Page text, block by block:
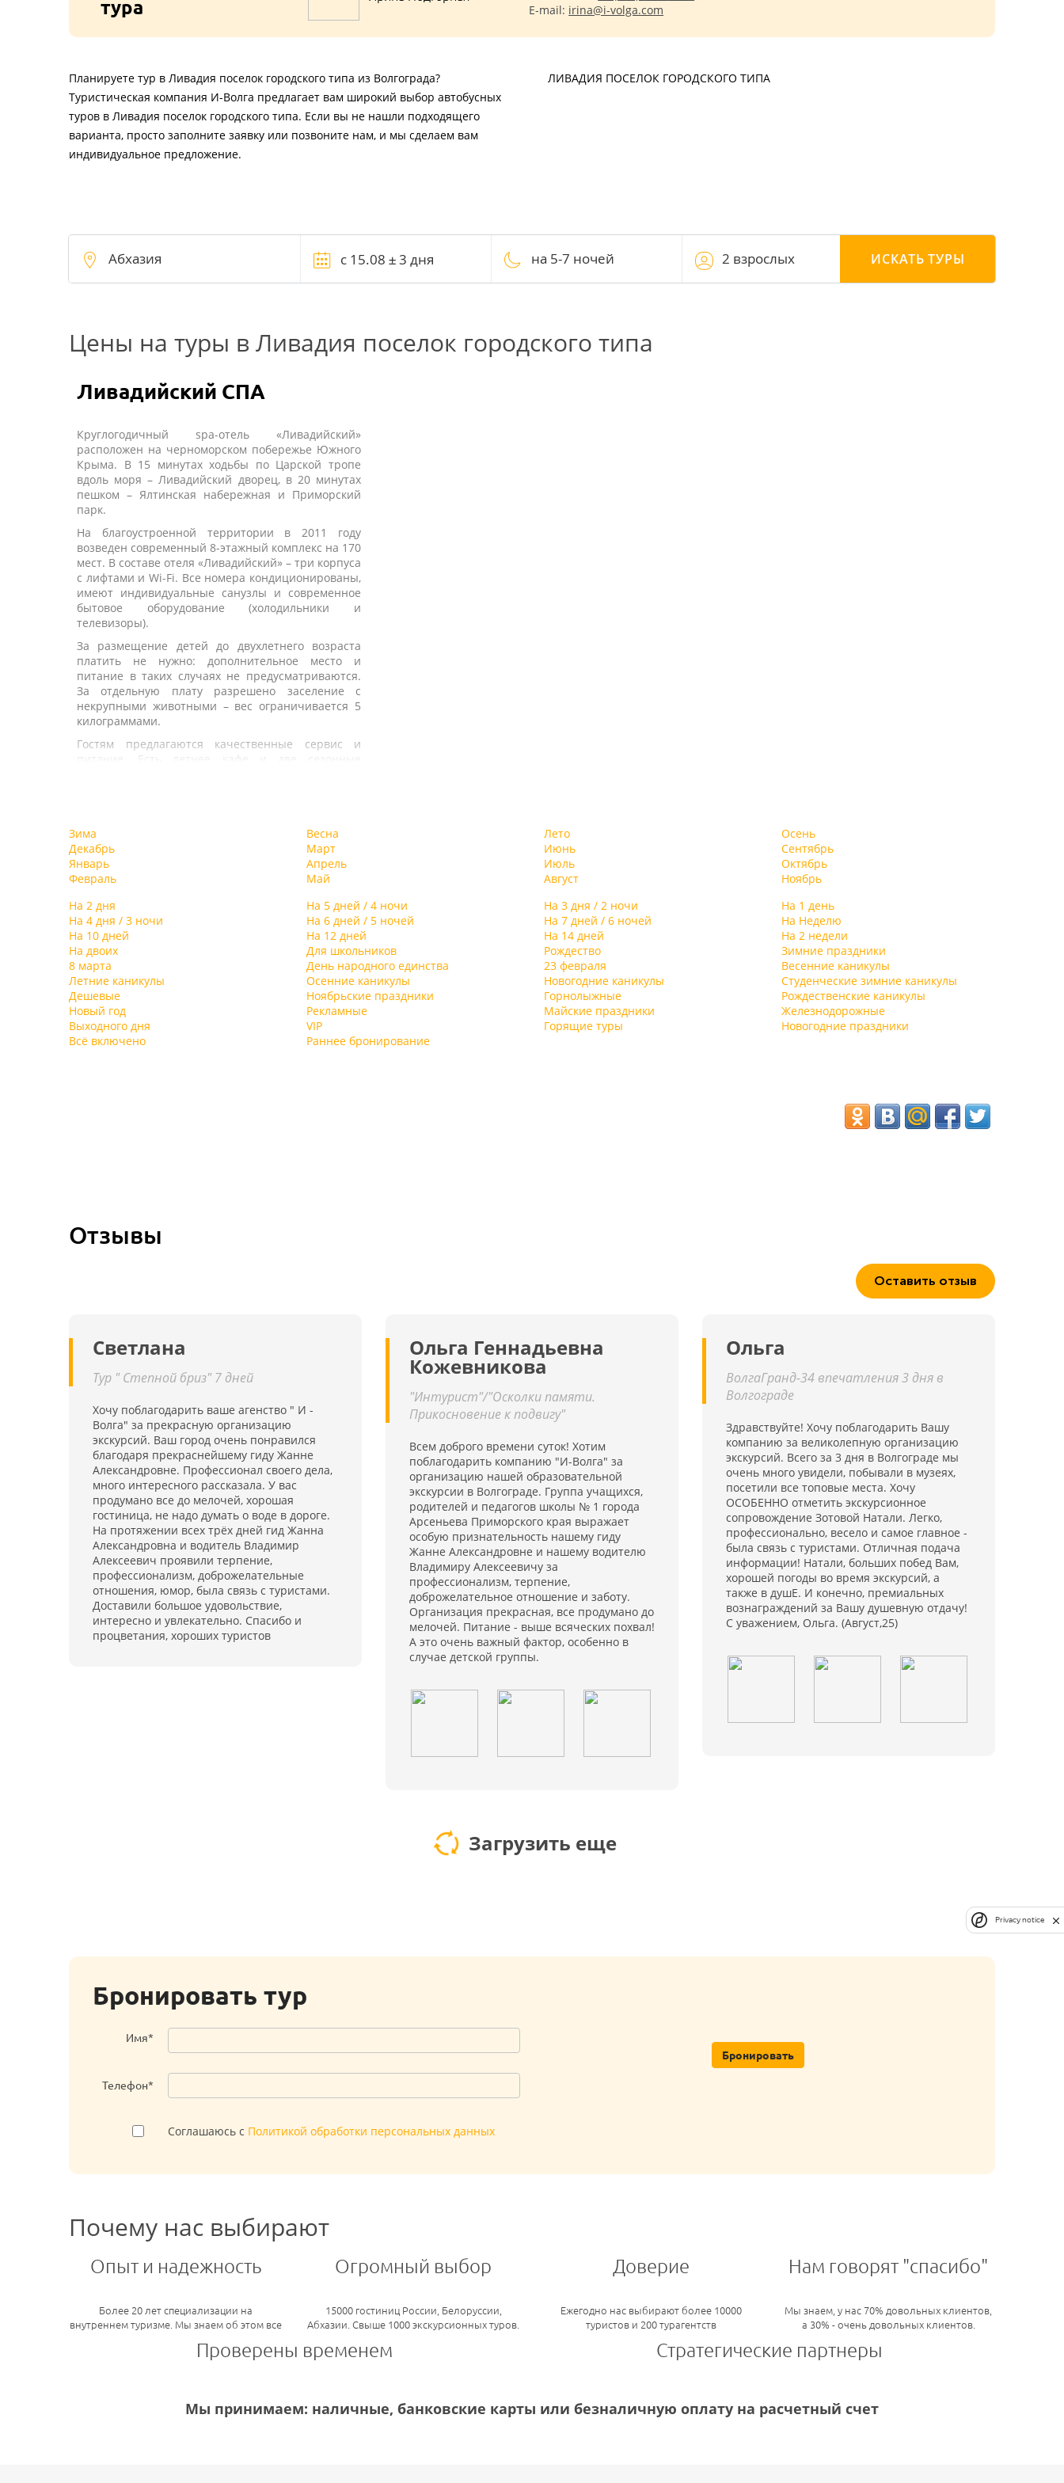
тура
E-mail: irina@i-volga.com
Планируете тур в Ливадия поселок городского типа из Волгограда?
Туристическая компания И-Волга предлагает вам широкий выбор автобусных
туров в Ливадия поселок городского типа. Если вы не нашли подходящего
варианта, просто заполните заявку или позвоните нам, и мы сделаем вам
индивидуальное предложение.
ЛИВАДИЯ ПОСЕЛОК ГОРОДСКОГО ТИПА
на 5-7 ночей 2 взрослых ИСКАТЬ ТУРЫ
Цены на туры в Ливадия поселок городского типа
Ливадийский СПА
Круглогодичный spa-отель «Ливадийский»
расположен на черноморском побережье Южного
Крыма. В 15 минутах ходьбы по Царской тропе
вдоль моря – Ливадийский дворец, в 20 минутах
пешком – Ялтинская набережная и Приморский
парк.
На благоустроенной территории в 2011 году
возведен современный 8-этажный комплекс на 170
мест. В составе отеля «Ливадийский» – три корпуса
с лифтами и Wi-Fi. Все номера кондиционированы,
имеют индивидуальные санузлы и современное
бытовое оборудование (холодильники и
телевизоры).
За размещение детей до двухлетнего возраста
платить не нужно: дополнительное место и
питание в таких случаях не предусматриваются.
За отдельную плату разрешено заселение с
некрупными животными – вес ограничивается 5
килограммами.
Гостям предлагаются качественные сервис и
питание. Есть летнее кафе и две сезонные
– в spa-центре.
В распоряжении туристов – 3 открытых бассейна
(пресных) климатических (не подогреваемых)
работают в летний период. И крытый
подогреваемый 50-метровый «морской» бассейн
для межсезонья.
В spa-комплексе – 4 вида бани: хамам, финская,
римская русская. Отдыхающие могут
воспользоваться гидромассажем в
комфортабельном джакузи.
Пляж находится в 30 метрах от корпуса. Пляж
муниципальный.
Зима
Декабрь
Январь
Февраль
Весна
Март
Апрель
Май
Лето
Июнь
Июль
Август
Осень
Сентябрь
Октябрь
Ноябрь
На 2 дня
На 5 дней / 4 ночи На 3 дня / 2 ночи
На 1 день
На 4 дня / 3 ночи
На 6 дней / 5 ночей На 7 дней / 6 ночей
На Неделю
На 10 дней
На 12 дней На 14 дней
На 2 недели
На двоих
Для школьников Рождество
Зимние праздники
8 марта
День народного единства 23 февраля
Весенние каникулы
Летние каникулы
Осенние каникулы Новогодние каникулы
Студенческие зимние каникулы
Дешевые
Ноябрьские праздники Горнолыжные
Рождественские каникулы
Новый год
Рекламные Майские праздники
Железнодорожные
Выходного дня
VIP Горящие туры
Новогодние праздники
Всё включено
Раннее бронирование
Отзывы
Оставить отзыв
Светлана
Тур " Степной бриз" 7 дней
Хочу поблагодарить ваше агенство " И -
Волга" за прекрасную организацию
экскурсий. Ваш город очень понравился
благодаря прекраснейшему гиду Жанне
Александровне. Профессионал своего дела,
много интересного рассказала. У вас
продумано все до мелочей, хорошая
гостиница, не надо думать о воде в дороге.
На протяжении всех трёх дней гид Жанна
Александровна и водитель Владимир
Алексеевич проявили терпение,
профессионализм, доброжелательные
отношения, юмор, была связь с туристами.
Доставили большое удовольствие,
интересно и увлекательно. Спасибо и
процветания, хороших туристов
Ольга Геннадьевна
Кожевникова
"Интурист"/"Осколки памяти.
Прикосновение к подвигу"
Всем доброго времени суток! Хотим
поблагодарить компанию "И-Волга" за
организацию нашей образовательной
экскурсии в Волгограде. Группа учащихся,
родителей и педагогов школы № 1 города
Арсеньева Приморского края выражает
особую признательность нашему гиду
Жанне Александровне и нашему водителю
Владимиру Алексеевичу за
профессионализм, терпение,
доброжелательное отношение и заботу.
Организация прекрасная, все продумано до
мелочей. Питание - выше всяческих похвал!
А это очень важный фактор, особенно в
случае детской группы.
Ольга
ВолгаГранд-34 впечатления 3 дня в
Волгограде
Здравствуйте! Хочу поблагодарить Вашу
компанию за великолепную организацию
экскурсий. Всего за 3 дня в Волгограде мы
очень много увидели, побывали в музеях,
посетили все топовые места. Хочу
ОСОБЕННО отметить экскурсионное
сопровождение Зотовой Натали. Легко,
профессионально, весело и самое главное -
была связь с туристами. Отличная подача
информации! Натали, больших побед Вам,
хорошей погоды во время экскурсий, а
также в душЕ. И конечно, премиальных
вознаграждений за Вашу душевную отдачу!
С уважением, Ольга. (Август,25)
Загрузить еще
Бронировать тур
Имя*
Телефон*
Соглашаюсь с Политикой обработки персональных данных
Бронировать
Почему нас выбирают
Опыт и надежность
Более 20 лет специализации на
внутреннем туризме. Мы знаем об этом все
Огромный выбор
15000 гостиниц России, Белоруссии,
Абхазии. Свыше 1000 экскурсионных туров.
Доверие
Ежегодно нас выбирают более 10000
туристов и 200 турагентств
Нам говорят "спасибо"
Мы знаем, у нас 70% довольных клиентов,
а 30% - очень довольных клиентов.
Проверены временем Стратегические партнеры
Мы принимаем: наличные, банковские карты или безналичную оплату на расчетный счет
Privacy notice